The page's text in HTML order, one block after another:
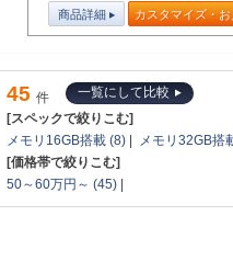
商品詳細 カスタマイズ・
45 件
一覧にして比較
[スペックで絞りこむ]
メモリ16GB搭載 (8)
メモリ32GB搭
[価格帯で絞りこむ]
50～60万円～ (45)